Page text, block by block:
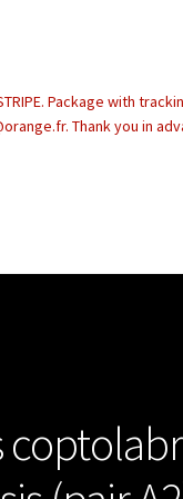
Package with
Thank you in